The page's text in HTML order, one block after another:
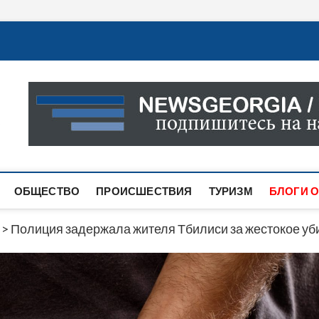
Новости Грузии
САМАЯ АКТУАЛЬНАЯ ИНФОРМАЦИЯ О СОБЫТИЯХ
САЙТЕ ВЫ НАЙДЕТЕ НОВОСТИ ПОЛИТИКИ,
ОБЩЕСТВО ПРОИСШЕСТВИЯ ТУРИЗМ БЛОГИ
> Полиция задержала жителя Тбилиси за жестокое